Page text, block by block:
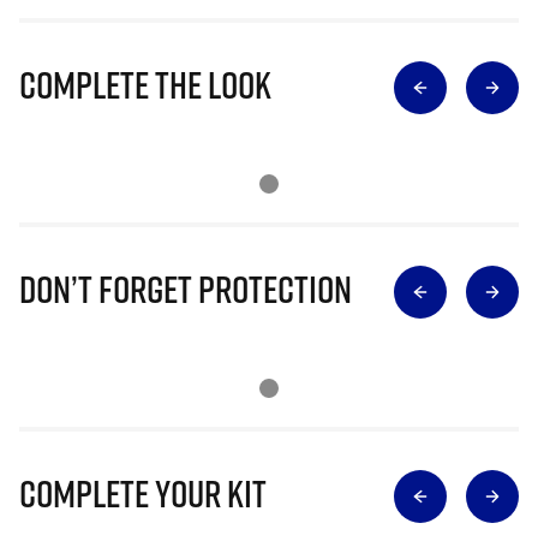
Complete The Look
Don’t Forget Protection
Complete Your Kit